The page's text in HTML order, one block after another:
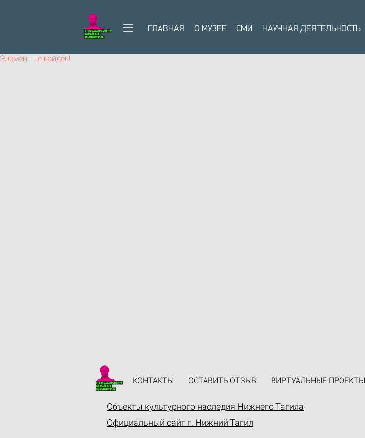
ГЛАВНАЯ О МУЗЕЕ СМИ НАУЧНАЯ ДЕЯТЕЛЬНОСТЬ
Элемент не найден!
Объекты культурного наследия Нижнего Тагила
Официальный сайт г. Нижний Тагил
КОНТАКТЫ ОСТАВИТЬ ОТЗЫВ ВИРТУАЛЬНЫЕ ПРОЕКТЫ